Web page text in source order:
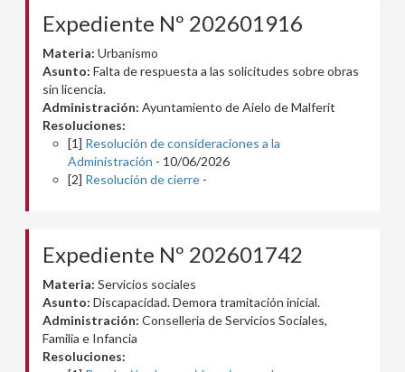
Expediente Nº 202601916
Materia: Urbanismo
Asunto: Falta de respuesta a las solicitudes sobre obras
sin licencia.
Administración: Ayuntamiento de Aielo de Malferit
Resoluciones:
[1] Resolución de consideraciones a la
Administración - 10/06/2026
[2] Resolución de cierre -
Expediente Nº 202601742
Materia: Servicios sociales
Asunto: Discapacidad. Demora tramitación inicial.
Administración: Conselleria de Servicios Sociales,
Familia e Infancia
Resoluciones: